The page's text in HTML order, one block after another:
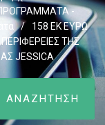
-
/
158 ΕΚ ΕΥΡΩ
ΤΗΣ
JESSICA